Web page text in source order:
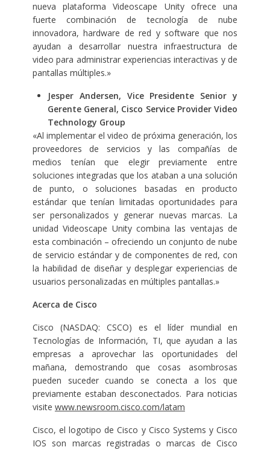
nueva plataforma Videoscape Unity ofrece una
fuerte combinación de tecnología de nube
innovadora, hardware de red y software que nos
ayudan a desarrollar nuestra infraestructura de
video para administrar experiencias interactivas y de
pantallas múltiples.»
Jesper Andersen, Vice Presidente Senior y
Gerente General, Cisco Service Provider Video
Technology Group
«Al implementar el video de próxima generación, los
proveedores de servicios y las compañías de
medios tenían que elegir previamente entre
soluciones integradas que los ataban a una solución
de punto, o soluciones basadas en producto
estándar que tenían limitadas oportunidades para
ser personalizados y generar nuevas marcas. La
unidad Videoscape Unity combina las ventajas de
esta combinación – ofreciendo un conjunto de nube
de servicio estándar y de componentes de red, con
la habilidad de diseñar y desplegar experiencias de
usuarios personalizadas en múltiples pantallas.»
Acerca de Cisco
Cisco (NASDAQ: CSCO) es el líder mundial en
Tecnologías de Información, TI, que ayudan a las
empresas a aprovechar las oportunidades del
mañana, demostrando que cosas asombrosas
pueden suceder cuando se conecta a los que
previamente estaban desconectados. Para noticias
visite www.newsroom.cisco.com/latam
Cisco, el logotipo de Cisco y Cisco Systems y Cisco
IOS son marcas registradas o marcas de Cisco